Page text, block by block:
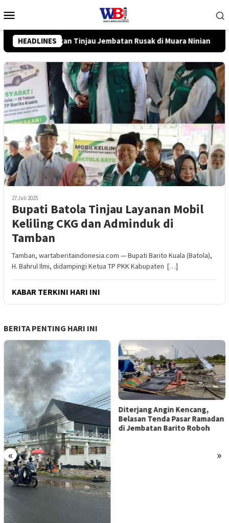
ke
Mobile
HEADLINES
Muara Ninian Pemkot Banjarbaru dan InJourney
27 Juli 2025
Bupati Batola Tinjau Layanan Mobil
Keliling CKG dan Adminduk di
Tamban
Tamban, wartaberitaindonesia.com — Bupati Barito Kuala (Batola),
H. Bahrul Ilmi, didampingi Ketua TP PKK Kabupaten […]
KABAR TERKINI HARI INI
BERITA PENTING HARI INI
« »
Diterjang Angin Kencang,
Belasan Tenda Pasar Ramadan
di Jembatan Barito Roboh